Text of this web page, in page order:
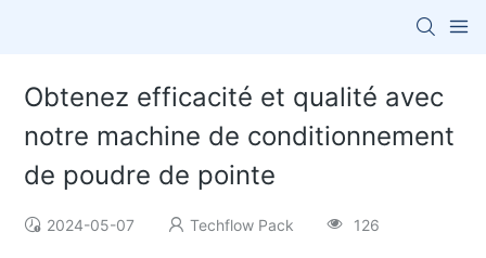
Obtenez efficacité et qualité avec
notre machine de conditionnement
de poudre de pointe
2024-05-07 Techflow Pack 126